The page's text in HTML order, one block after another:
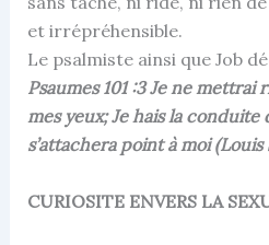
et irrépréhensible.
Le psalmiste ainsi que Job
Psaumes 101 :3 Je ne mettrai
mes yeux; Je hais la conduite
s’attachera point à moi (Louis
CURIOSITE ENVERS LA